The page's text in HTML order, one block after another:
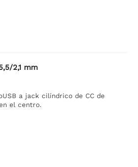
2,1 mm
a jack cilíndrico de CC de
el centro.